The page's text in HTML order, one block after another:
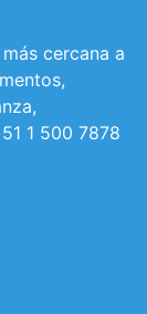
cercana a
1 500 7878